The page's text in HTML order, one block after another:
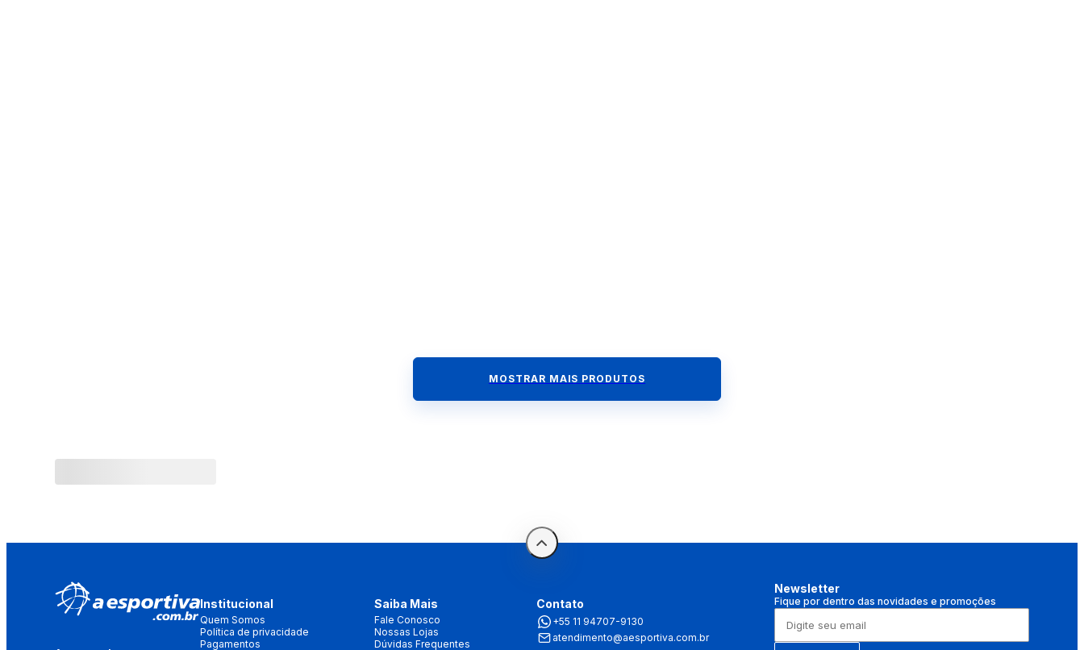
MOSTRAR MAIS PRODUTOS
Institucional
Quem Somos
Política de privacidade
Pagamentos
Saiba Mais
Fale Conosco
Nossas Lojas
Dúvidas Frequentes
Contato
+55 11 94707-9130
atendimento@aesportiva.com.br
Newsletter
Fique por dentro das novidades e promoções